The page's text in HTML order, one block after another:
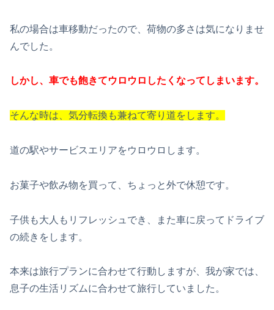
私の場合は車移動だったので、荷物の多さは気になりませ
んでした。
しかし、車でも飽きてウロウロしたくなってしまいます。
そんな時は、気分転換も兼ねて寄り道をします。
道の駅やサービスエリアをウロウロします。
お菓子や飲み物を買って、ちょっと外で休憩です。
子供も大人もリフレッシュでき、また車に戻ってドライブ
の続きをします。
本来は旅行プランに合わせて行動しますが、我が家では、
息子の生活リズムに合わせて旅行していました。